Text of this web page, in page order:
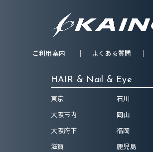
ご利用案内 よくある質問
HAIR & Nail & Eye
東京
大阪市内
大阪府下
滋賀
石川
岡山
福岡
鹿児島